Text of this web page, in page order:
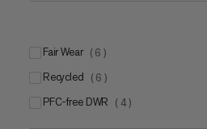
Fair Wear ( 6 )
Recycled ( 6 )
PFC-free DWR ( 4 )